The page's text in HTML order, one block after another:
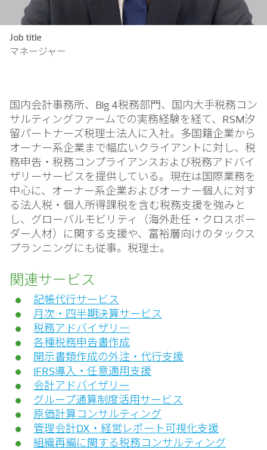
Job title
マネージャー
国内会計事務所、Big 4税務部門、国内大手税務コン
サルティングファームでの実務経験を経て、RSM汐
留パートナーズ税理士法人に入社。多国籍企業から
オーナー系企業まで幅広いクライアントに対し、税
務申告・税務コンプライアンスおよび税務アドバイ
ザリーサービスを提供している。現在は国際業務を
中心に、オーナー系企業およびオーナー個人に対す
る法人税・個人所得課税を含む税務支援を強みと
し、グローバルモビリティ（海外赴任・クロスボー
ダー人材）に関する支援や、富裕層向けのタックス
プランニングにも従事。税理士。
関連サービス
記帳代行サービス
月次・四半期決算サービス
税務アドバイザリー
各種税務申告書作成
開示書類作成の外注・代行支援
IFRS導入・任意適用支援
会計アドバイザリー
グループ通算制度活用サービス
原価計算コンサルティング
管理会計DX・経営レポート可視化支援
組織再編に関する税務コンサルティング